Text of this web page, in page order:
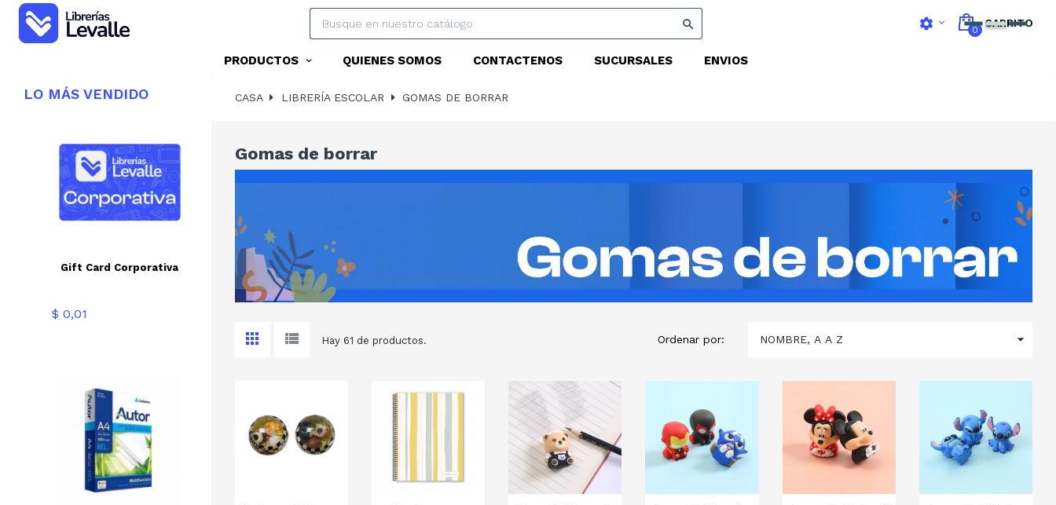
 settings CARRITO
0
PRODUCTOS QUIENES SOMOS CONTACTENOS SUCURSALES ENVIOS
LO MÁS VENDIDO
Gift Card Corporativa
Precio
$ 0,01
CASA LIBRERÍA ESCOLAR GOMAS DE BORRAR
Gomas de borrar
Hay 61 de productos. Ordenar por: NOMBRE, A A Z 